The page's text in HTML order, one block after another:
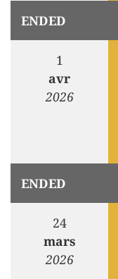
ENDED
1
avr
2026
ENDED
24
mars
2026